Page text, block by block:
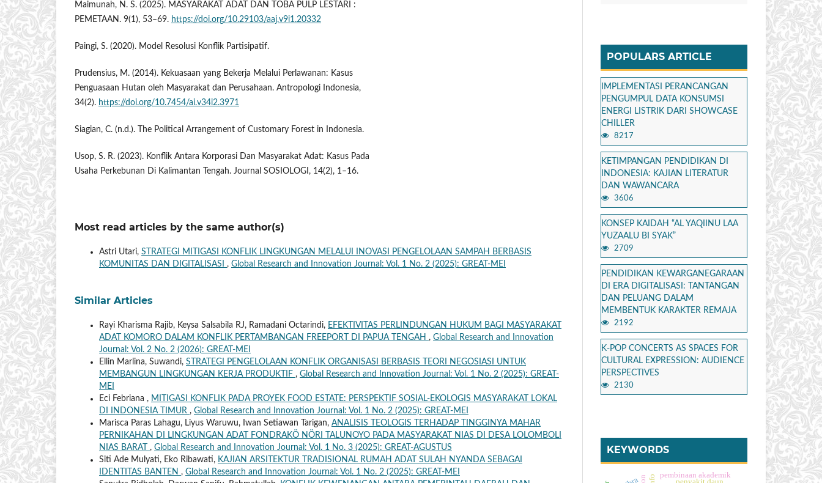
Maimunah, N. S. (2025). MASYARAKAT ADAT DAN TOBA PULP LESTARI :
PEMETAAN. 9(1), 53–69. https://doi.org/10.29103/aaj.v9i1.20332
Paingi, S. (2020). Model Resolusi Konflik Partisipatif.
Prudensius, M. (2014). Kekuasaan yang Bekerja Melalui Perlawanan: Kasus
Penguasaan Hutan oleh Masyarakat dan Perusahaan. Antropologi Indonesia,
34(2). https://doi.org/10.7454/ai.v34i2.3971
Siagian, C. (n.d.). The Political Arrangement of Customary Forest in Indonesia.
Usop, S. R. (2023). Konflik Antara Korporasi Dan Masyarakat Adat: Kasus Pada
Usaha Perkebunan Di Kalimantan Tengah. Journal SOSIOLOGI, 14(2), 1–16.
Most read articles by the same author(s)
Astri Utari, STRATEGI MITIGASI KONFLIK LINGKUNGAN MELALUI INOVASI PENGELOLAAN SAMPAH BERBASIS
KOMUNITAS DAN DIGITALISASI , Global Research and Innovation Journal: Vol. 1 No. 2 (2025): GREAT-MEI
Similar Articles
Rayi Kharisma Rajib, Keysa Salsabila RJ, Ramadani Octarindi, EFEKTIVITAS PERLINDUNGAN HUKUM BAGI MASYARAKAT
ADAT KOMORO DALAM KONFLIK PERTAMBANGAN FREEPORT DI PAPUA TENGAH , Global Research and Innovation
Journal: Vol. 2 No. 2 (2026): GREAT-MEI
Ellin Marlina, Suwandi, STRATEGI PENGELOLAAN KONFLIK ORGANISASI BERBASIS TEORI NEGOSIASI UNTUK
MEMBANGUN LINGKUNGAN KERJA PRODUKTIF , Global Research and Innovation Journal: Vol. 1 No. 2 (2025): GREAT-
MEI
Eci Febriana , MITIGASI KONFLIK PADA PROYEK FOOD ESTATE: PERSPEKTIF SOSIAL-EKOLOGIS MASYARAKAT LOKAL
DI INDONESIA TIMUR , Global Research and Innovation Journal: Vol. 1 No. 2 (2025): GREAT-MEI
Marisca Paras Lahagu, Liyus Waruwu, Iwan Setiawan Tarigan, ANALISIS TEOLOGIS TERHADAP TINGGINYA MAHAR
PERNIKAHAN DI LINGKUNGAN ADAT FONDRAKӦ NӦRI TALUNOYO PADA MASYARAKAT NIAS DI DESA LOLOMBOLI
NIAS BARAT , Global Research and Innovation Journal: Vol. 1 No. 3 (2025): GREAT-AGUSTUS
Siti Ade Mulyati, Eko Ribawati, KAJIAN ARSITEKTUR TRADISIONAL RUMAH ADAT SULAH NYANDA SEBAGAI
IDENTITAS BANTEN , Global Research and Innovation Journal: Vol. 1 No. 2 (2025): GREAT-MEI
POPULARS ARTICLE
IMPLEMENTASI PERANCANGAN
PENGUMPUL DATA KONSUMSI
ENERGI LISTRIK DARI SHOWCASE
CHILLER
8217
KETIMPANGAN PENDIDIKAN DI
INDONESIA: KAJIAN LITERATUR
DAN WAWANCARA
3606
KONSEP KAIDAH “AL YAQIINU LAA
YUZAALU BI SYAK”
2709
PENDIDIKAN KEWARGANEGARAAN
DI ERA DIGITALISASI: TANTANGAN
DAN PELUANG DALAM
MEMBENTUK KARAKTER REMAJA
2192
K-POP CONCERTS AS SPACES FOR
CULTURAL EXPRESSION: AUDIENCE
PERSPECTIVES
2130
KEYWORDS
pembinaan akademik